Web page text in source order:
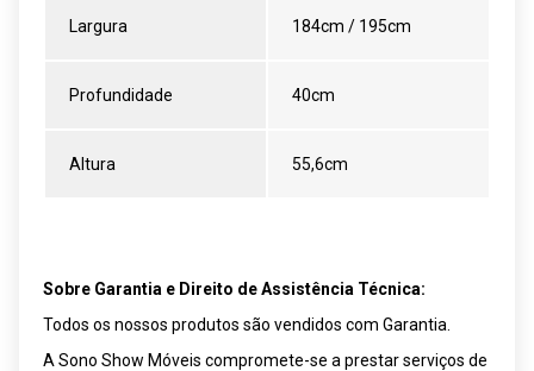
Largura 184cm / 195cm
Profundidade 40cm
Altura 55,6cm
Sobre Garantia e Direito de Assistência Técnica:
Todos os nossos produtos são vendidos com Garantia.
A Sono Show Móveis compromete-se a prestar serviços de